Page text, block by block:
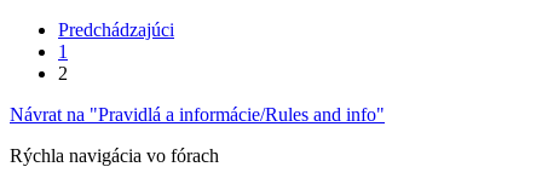
Predchádzajúci
1
2
Návrat na "Pravidlá a informácie/Rules and info"
Rýchla navigácia vo fórach